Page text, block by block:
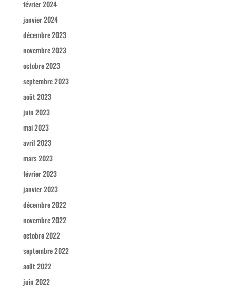
février 2024
janvier 2024
décembre 2023
novembre 2023
octobre 2023
septembre 2023
août 2023
juin 2023
mai 2023
avril 2023
mars 2023
février 2023
janvier 2023
décembre 2022
novembre 2022
octobre 2022
septembre 2022
août 2022
juin 2022